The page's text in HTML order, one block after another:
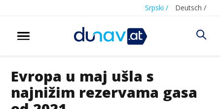
Srpski / Deutsch /
Evropa u maj ušla s
najnižim rezervama gasa